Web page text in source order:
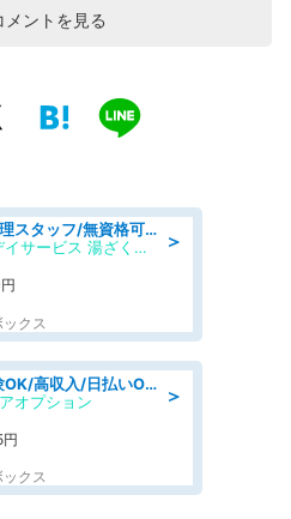
メントを見る
＞
「残業ほぼなし」調理スタッフ/無資格可/正職員/日勤のみ/デイサービス/社会保障完備
株式会社湯ざくら/デイサービス 湯ざくらケアリゾート
クス
＞
組立・組付け/未経験OK/高収入/日払いOK/寮費無料/交替制
オプション
クス